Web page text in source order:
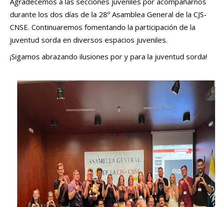
durante los dos días de la 28º Asamblea General de la CJS-
CNSE. Continuaremos fomentando la participación de la
juventud sorda en diversos espacios juveniles.
¡Sigamos abrazando ilusiones por y para la juventud sorda!